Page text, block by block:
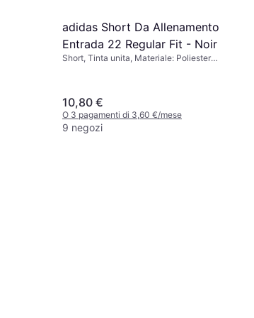
adidas Short Da Allenamento
Entrada 22 Regular Fit - Noir
Short, Tinta unita, Materiale: Poliestere,
10,80 €
O 3 pagamenti di 3,60 €/mese
9 negozi